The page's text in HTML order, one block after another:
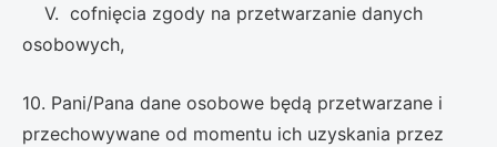
V. cofnięcia zgody na przetwarzanie danych
osobowych,
10. Pani/Pana dane osobowe będą przetwarzane i
przechowywane od momentu ich uzyskania przez